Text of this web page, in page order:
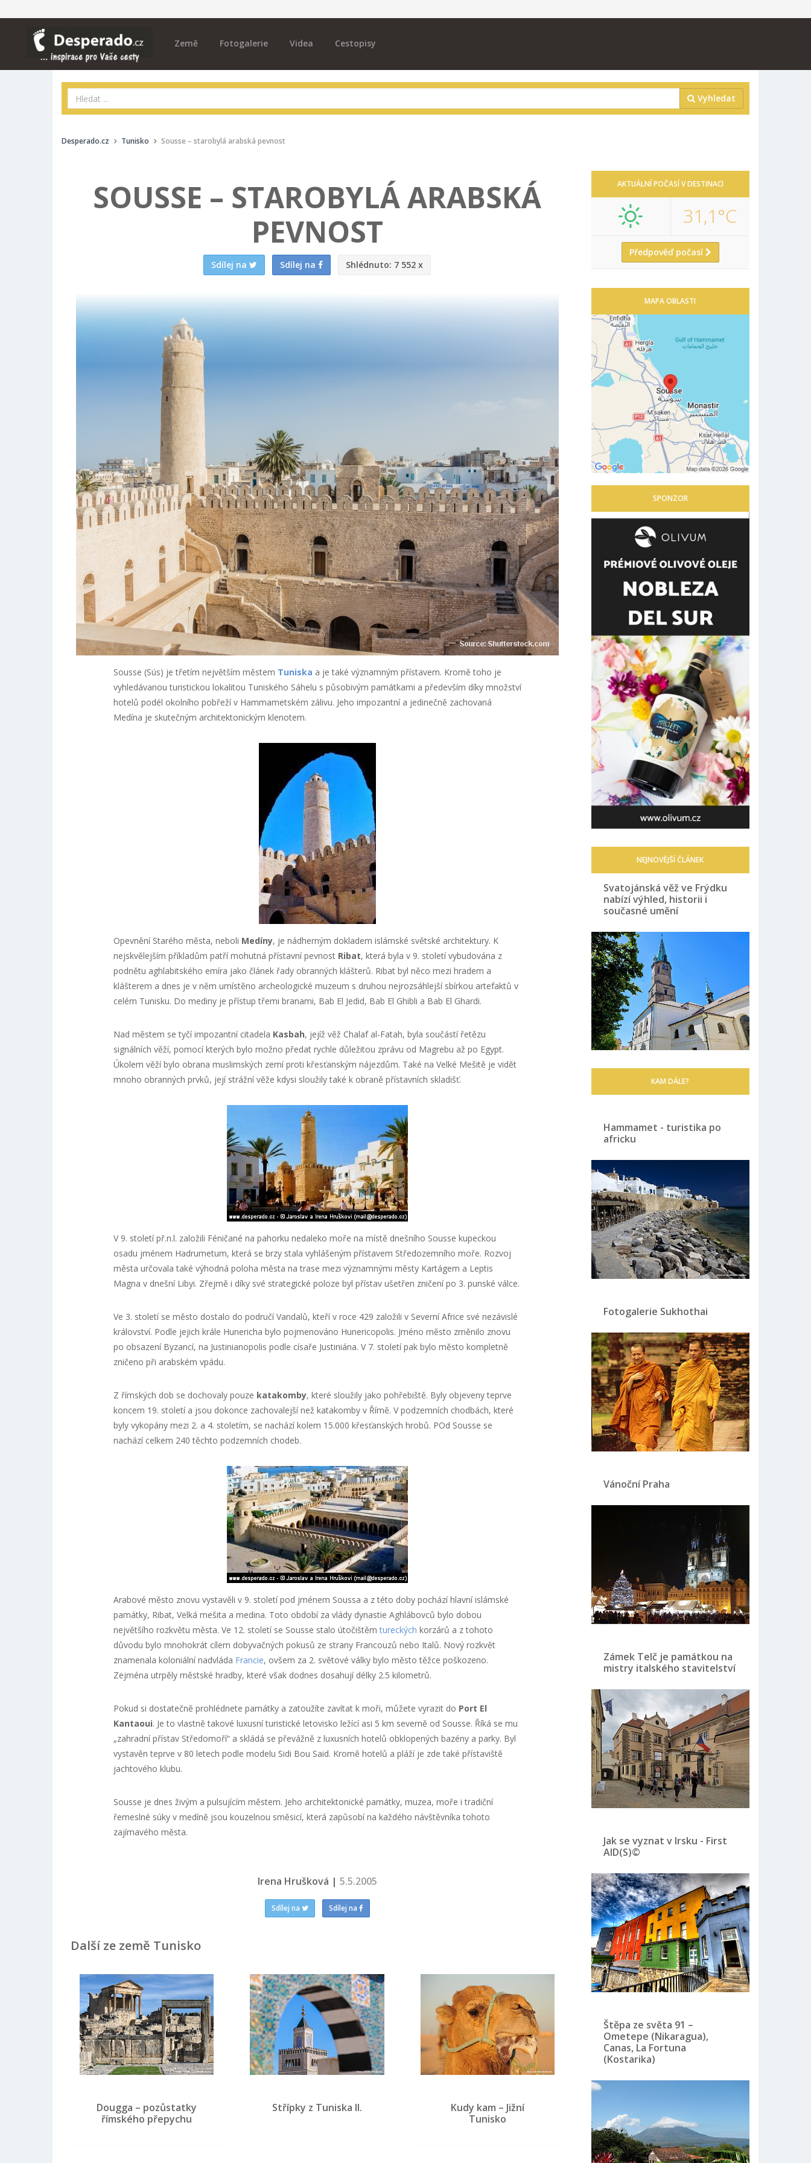
Země Fotogalerie Videa Cestopisy
Vyhledat
Desperado.cz Tunisko Sousse – starobylá arabská pevnost
SOUSSE – STAROBYLÁ ARABSKÁ
PEVNOST
Sdílej na Sdílej na Shlédnuto: 7 552 x
Sousse (Sús) je třetím největším městem Tuniska a je také významným přístavem. Kromě toho je
vyhledávanou turistickou lokalitou Tuniského Sáhelu s působivým památkami a především díky množství
hotelů podél okolního pobřeží v Hammametském zálivu. Jeho impozantní a jedinečně zachovaná
Medína je skutečným architektonickým klenotem.
Opevnění Starého města, neboli Medíny, je nádherným dokladem islámské světské architektury. K
nejskvělejším příkladům patří mohutná přístavní pevnost Ribat, která byla v 9. století vybudována z
podnětu aghlabitského emíra jako článek řady obranných klášterů. Ribat byl něco mezi hradem a
klášterem a dnes je v něm umístěno archeologické muzeum s druhou nejrozsáhlejší sbírkou artefaktů v
celém Tunisku. Do mediny je přístup třemi branami, Bab El Jedid, Bab El Ghibli a Bab El Ghardi.
Nad městem se tyčí impozantní citadela Kasbah, jejíž věž Chalaf al-Fatah, byla součástí řetězu
signálních věží, pomocí kterých bylo možno předat rychle důležitou zprávu od Magrebu až po Egypt.
Úkolem věží bylo obrana muslimských zemí proti křesťanským nájezdům. Také na Velké Mešitě je vidět
mnoho obranných prvků, její strážní věže kdysi sloužily také k obraně přístavních skladišť.
V 9. století př.n.l. založili Féničané na pahorku nedaleko moře na místě dnešního Sousse kupeckou
osadu jménem Hadrumetum, která se brzy stala vyhlášeným přístavem Středozemního moře. Rozvoj
města určovala také výhodná poloha města na trase mezi významnými městy Kartágem a Leptis
Magna v dnešní Libyi. Zřejmě i díky své strategické poloze byl přístav ušetřen zničení po 3. punské válce.
Ve 3. století se město dostalo do područí Vandalů, kteří v roce 429 založili v Severní Africe své nezávislé
království. Podle jejich krále Hunericha bylo pojmenováno Hunericopolis. Jméno město změnilo znovu
po obsazení Byzancí, na Justinianopolis podle císaře Justiniána. V 7. století pak bylo město kompletně
zničeno při arabském vpádu.
Z římských dob se dochovaly pouze katakomby, které sloužily jako pohřebiště. Byly objeveny teprve
koncem 19. století a jsou dokonce zachovalejší než katakomby v Římě. V podzemních chodbách, které
byly vykopány mezi 2. a 4. stoletím, se nachází kolem 15.000 křesťanských hrobů. POd Sousse se
nachází celkem 240 těchto podzemních chodeb.
Arabové město znovu vystavěli v 9. století pod jménem Soussa a z této doby pochází hlavní islámské
památky, Ribat, Velká mešita a medina. Toto období za vlády dynastie Aghlábovců bylo dobou
největšího rozkvětu města. Ve 12. století se Sousse stalo útočištěmtureckých korzárů a z tohoto
důvodu bylo mnohokrát cílem dobyvačných pokusů ze strany Francouzů nebo Italů. Nový rozkvět
znamenala koloniální nadvláda Francie, ovšem za 2. světové války bylo město těžce poškozeno.
Zejména utrpěly městské hradby, které však dodnes dosahují délky 2.5 kilometrů.
Pokud si dostatečně prohlédnete památky a zatoužíte zavítat k moři, můžete vyrazit do Port El
Kantaoui. Je to vlastně takové luxusní turistické letovisko ležící asi 5 km severně od Sousse. Říká se mu
„zahradní přístav Středomoří“ a skládá se převážně z luxusních hotelů obklopených bazény a parky. Byl
vystavěn teprve v 80 letech podle modelu Sidi Bou Said. Kromě hotelů a pláží je zde také přístaviště
jachtového klubu.
Sousse je dnes živým a pulsujícím městem. Jeho architektonické památky, muzea, moře i tradiční
řemeslné súky v medíně jsou kouzelnou směsicí, která zapůsobí na každého návštěvníka tohoto
zajímavého města.
Irena Hrušková | 5.5.2005
Sdílej na Sdílej na
Další ze země Tunisko
Dougga – pozůstatky
římského přepychu
Střípky z Tuniska II.
Kudy kam – Jižní
Tunisko
AKTUÁLNÍ POČASÍ V DESTINACI
31,1°C
Předpověď počasí
MAPA OBLASTI
SPONZOR
NEJNOVĚJŠÍ ČLÁNEK
Svatojánská věž ve Frýdku
nabízí výhled, historii i
současné umění
KAM DÁLE?
Hammamet - turistika po
africku
Fotogalerie Sukhothai
Vánoční Praha
Zámek Telč je památkou na
mistry italského stavitelství
Jak se vyznat v Irsku - First
AID(S)©
Štěpa ze světa 91 –
Ometepe (Nikaragua),
Canas, La Fortuna
(Kostarika)